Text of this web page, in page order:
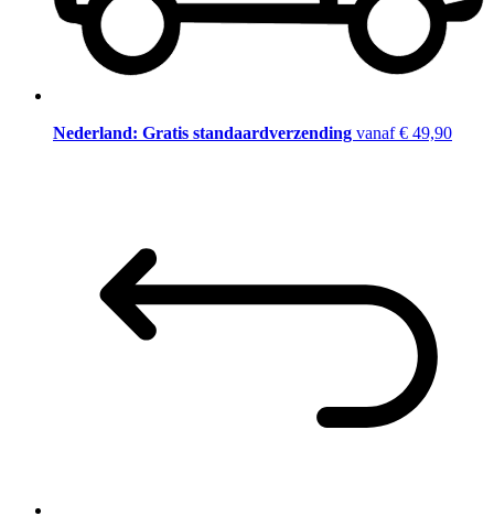
Nederland: Gratis standaardverzending vanaf € 49,90